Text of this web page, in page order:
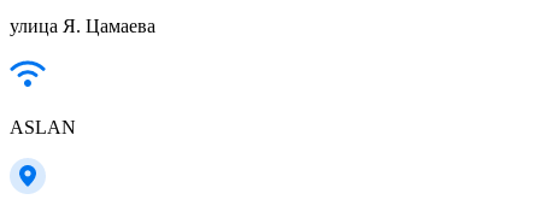
улица Я. Цамаева
ASLAN